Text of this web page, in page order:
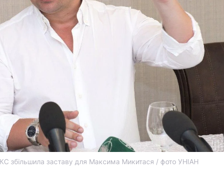
збільшила заставу для Максима Микитася / фото УНІАН